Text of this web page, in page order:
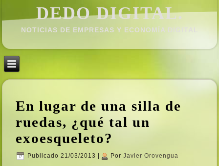
DEDO DIGITAL.
NOTICIAS DE EMPRESAS Y ECONOMÍ­A DIGITAL
En lugar de una silla de
ruedas, ¿qué tal un
exoesqueleto?
Publicado 21/03/2013 Por Javier Orovengua